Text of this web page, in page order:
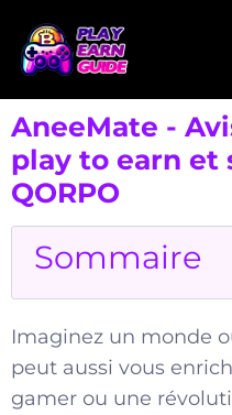
AneeMate -
play to earn et
QORPO
Sommaire
Imaginez un monde
peut aussi vous
gamer ou une